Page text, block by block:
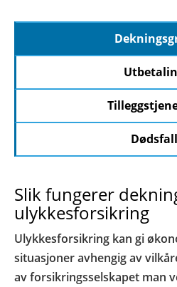
Dødsfall
Slik fungerer
ulykkesforsikring
Ulykkesforsikring kan gi
situasjoner avhengig av
av forsikringsselskapet man